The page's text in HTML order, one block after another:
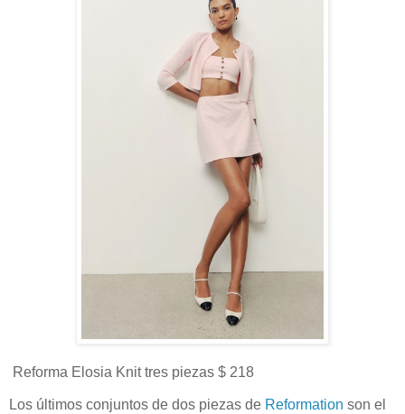
Reforma Elosia Knit tres piezas $ 218
Los últimos conjuntos de dos piezas de Reformation son el